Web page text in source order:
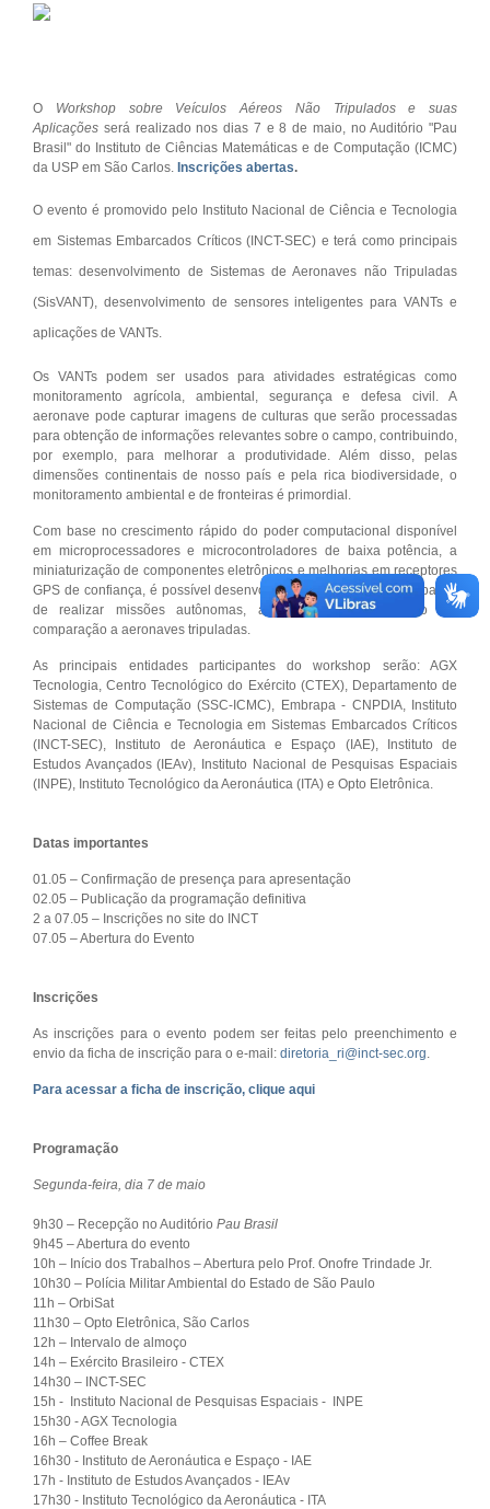
O Workshop sobre Veículos Aéreos Não Tripulados e suas
Aplicações será realizado nos dias 7 e 8 de maio, no Auditório "Pau
Brasil" do Instituto de Ciências Matemáticas e de Computação (ICMC)
da USP em São Carlos. Inscrições abertas.
O evento é promovido pelo Instituto Nacional de Ciência e Tecnologia
em Sistemas Embarcados Críticos (INCT-SEC) e terá como principais
temas: desenvolvimento de Sistemas de Aeronaves não Tripuladas
(SisVANT), desenvolvimento de sensores inteligentes para VANTs e
aplicações de VANTs.
Os VANTs podem ser usados para atividades estratégicas como
monitoramento agrícola, ambiental, segurança e defesa civil. A
aeronave pode capturar imagens de culturas que serão processadas
para obtenção de informações relevantes sobre o campo, contribuindo,
por exemplo, para melhorar a produtividade. Além disso, pelas
dimensões continentais de nosso país e pela rica biodiversidade, o
monitoramento ambiental e de fronteiras é primordial.
Com base no crescimento rápido do poder computacional disponível
em microprocessadores e microcontroladores de baixa potência, a
miniaturização de componentes eletrônicos e melhorias em receptores
GPS de confiança, é possível desenvolver atualmente VANTs capazes
de realizar missões autônomas, a um custo muito baixo em
comparação a aeronaves tripuladas.
As principais entidades participantes do workshop serão: AGX
Tecnologia, Centro Tecnológico do Exército (CTEX), Departamento de
Sistemas de Computação (SSC-ICMC), Embrapa - CNPDIA, Instituto
Nacional de Ciência e Tecnologia em Sistemas Embarcados Críticos
(INCT-SEC), Instituto de Aeronáutica e Espaço (IAE), Instituto de
Estudos Avançados (IEAv), Instituto Nacional de Pesquisas Espaciais
(INPE), Instituto Tecnológico da Aeronáutica (ITA) e Opto Eletrônica.
Datas importantes
01.05 – Confirmação de presença para apresentação
02.05 – Publicação da programação definitiva
2 a 07.05 – Inscrições no site do INCT
07.05 – Abertura do Evento
Inscrições
As inscrições para o evento podem ser feitas pelo preenchimento e
envio da ficha de inscrição para o e-mail: diretoria_ri@inct-sec.org.
Para acessar a ficha de inscrição, clique aqui
Programação
Segunda-feira, dia 7 de maio
9h30 – Recepção no Auditório Pau Brasil
9h45 – Abertura do evento
10h – Início dos Trabalhos – Abertura pelo Prof. Onofre Trindade Jr.
10h30 – Polícia Militar Ambiental do Estado de São Paulo
11h – OrbiSat
11h30 – Opto Eletrônica, São Carlos
12h – Intervalo de almoço
14h – Exército Brasileiro - CTEX
14h30 – INCT-SEC
15h - Instituto Nacional de Pesquisas Espaciais - INPE
15h30 - AGX Tecnologia
16h – Coffee Break
16h30 - Instituto de Aeronáutica e Espaço - IAE
17h - Instituto de Estudos Avançados - IEAv
17h30 - Instituto Tecnológico da Aeronáutica - ITA